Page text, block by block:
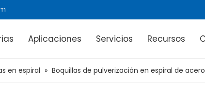
Aplicaciones Servicios Recursos
en espiral » Boquillas de pulverización en espiral de